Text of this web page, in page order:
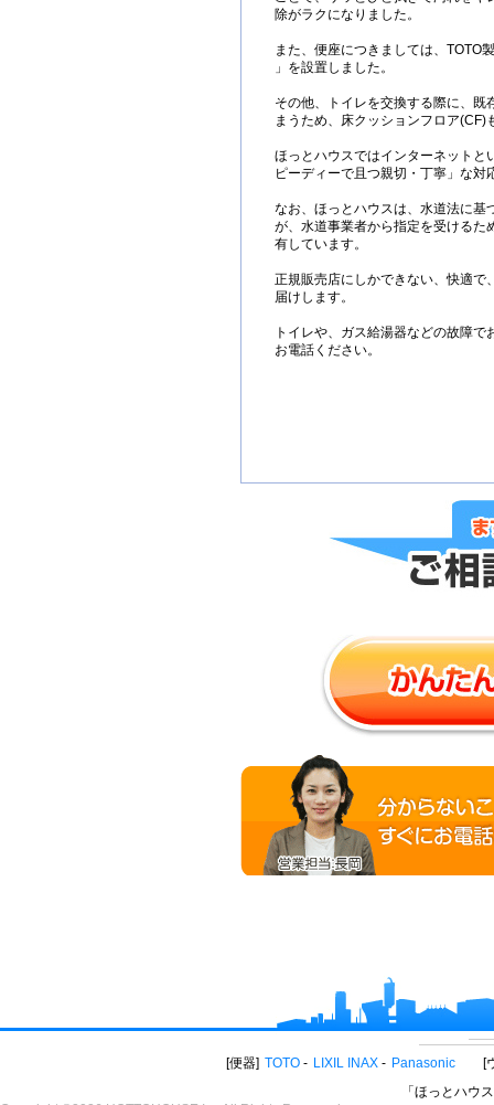
除がラクになりました。
また、便座につきましては、TOTO
」を設置しました。
その他、トイレを交換する際に、既
まうため、床クッションフロア(CF)
ほっとハウスではインターネットと
ピーディーで且つ親切・丁寧」な対
なお、ほっとハウスは、水道法に基
が、水道事業者から指定を受けるた
有しています。
正規販売店にしかできない、快適で
届けします。
トイレや、ガス給湯器などの故障
お電話ください。
便器 TOTO LIXIL INAX Panasonic
「ほっとハウ